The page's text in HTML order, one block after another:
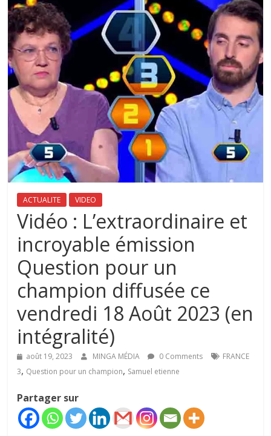
ACTUALITE VIDEO
Vidéo : L’extraordinaire et
incroyable émission
Question pour un
champion diffusée ce
vendredi 18 Août 2023 (en
intégralité)
août 19, 2023 MINGA MÉDIA 0 Comments
FRANCE
3, Question pour un champion, Samuel etienne
Partager sur